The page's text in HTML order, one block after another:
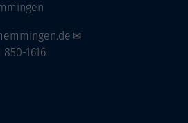
850-1616